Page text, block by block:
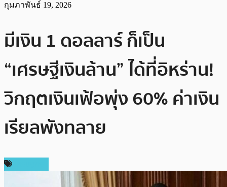
กุมภาพันธ์ 19, 2026
มีเงิน 1 ดอลลาร์ ก็เป็น
“เศรษฐีเงินล้าน” ได้ที่อิหร่าน!
วิกฤตเงินเฟ้อพุ่ง 60% ค่าเงิน
เรียลพังทลาย